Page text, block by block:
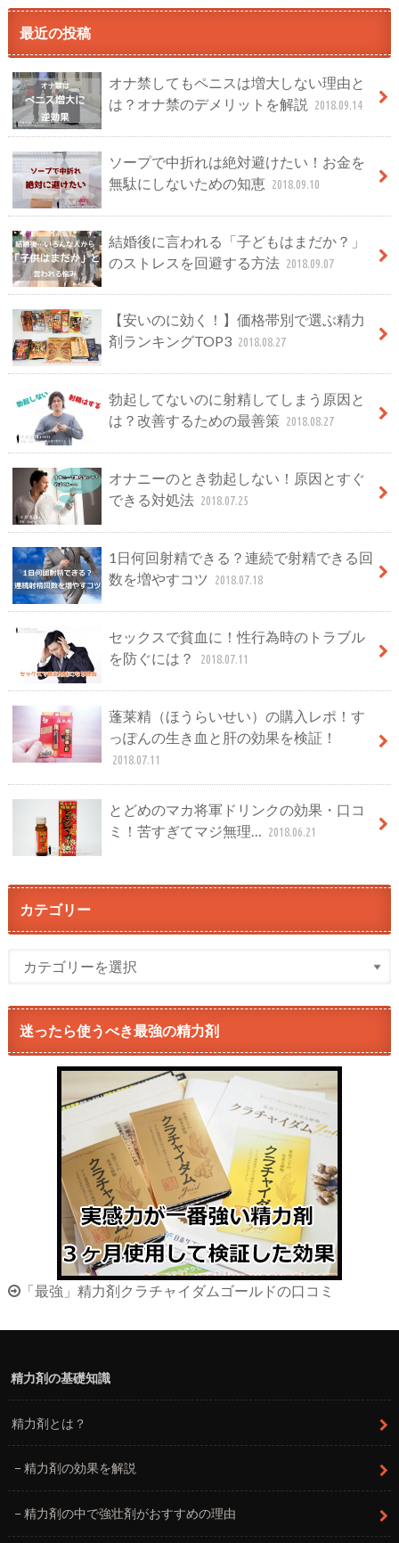
最近の投稿
オナ禁してもペニスは増大しない理由と
は？オナ禁のデメリットを解説
2018.09.14
ソープで中折れは絶対避けたい！お金を
無駄にしないための知恵 2018.09.10
結婚後に言われる「子どもはまだか？」
のストレスを回避する方法 2018.09.07
【安いのに効く！】価格帯別で選ぶ精力
剤ランキングTOP3 2018.08.27
勃起してないのに射精してしまう原因と
は？改善するための最善策 2018.08.27
オナニーのとき勃起しない！原因とすぐ
できる対処法 2018.07.25
1日何回射精できる？連続で射精できる回
数を増やすコツ
2018.07.18
セックスで貧血に！性行為時のトラブル
を防ぐには？
2018.07.11
蓬莱精（ほうらいせい）の購入レポ！す
っぽんの生き血と肝の効果を検証！
2018.07.11
とどめのマカ将軍ドリンクの効果・口コ
ミ！苦すぎてマジ無理… 2018.06.21
カテゴリー
迷ったら使うべき最強の精力剤
「最強」精力剤クラチャイダムゴールドの口コミ
精力剤の基礎知識
精力剤とは？
精力剤の効果を解説
精力剤の中で強壮剤がおすすめの理由